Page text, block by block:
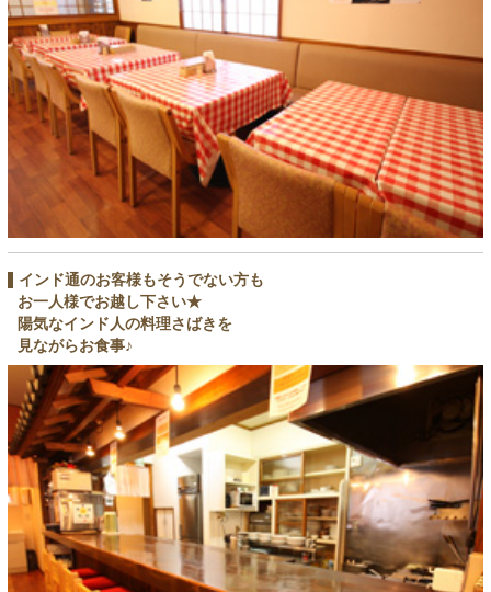
インド通のお客様もそうでない方も
お一人様でお越し下さい★
陽気なインド人の料理さばきを
見ながらお食事♪